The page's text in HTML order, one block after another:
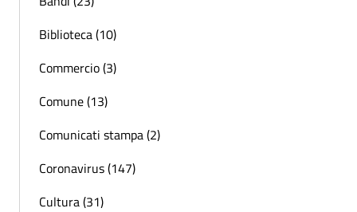
Biblioteca (10)
Commercio (3)
Comune (13)
Comunicati stampa (2)
Coronavirus (147)
Cultura (31)